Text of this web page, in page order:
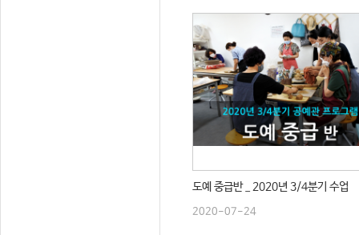
도예 중급반 _ 2020년 3/4분기 수업
2020-07-24